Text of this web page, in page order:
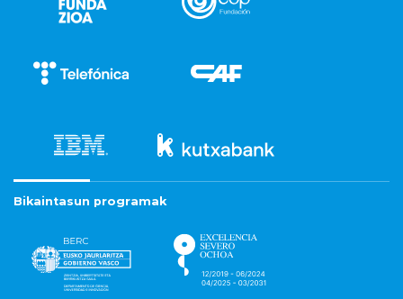
Bikaintasun programak